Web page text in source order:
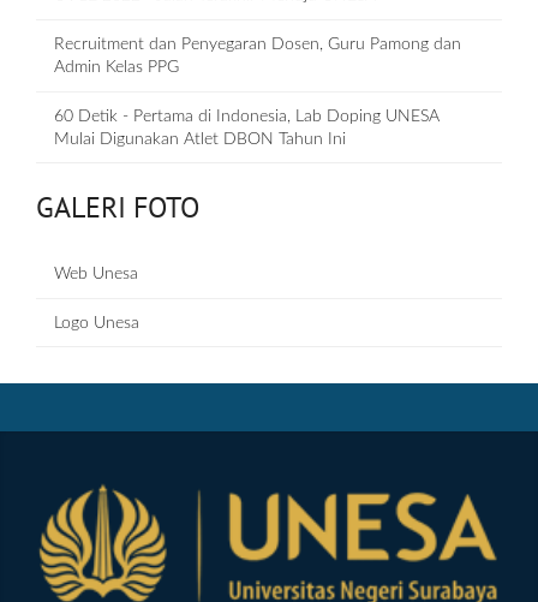
Recruitment dan Penyegaran Dosen, Guru Pamong dan
Admin Kelas PPG
60 Detik - Pertama di Indonesia, Lab Doping UNESA
Mulai Digunakan Atlet DBON Tahun Ini
GALERI FOTO
Web Unesa
Logo Unesa